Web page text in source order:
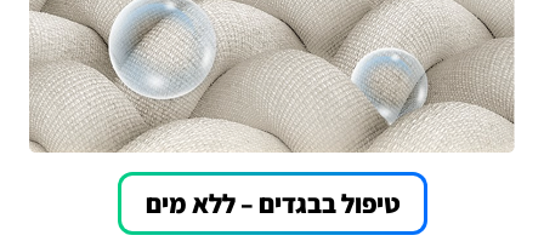
טיפול בבגדים – ללא מים